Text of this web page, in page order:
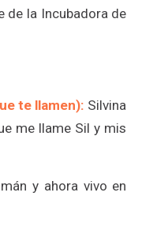
de la Incubadora de
te llamen): Silvina
me llame Sil y mis
y ahora vivo en